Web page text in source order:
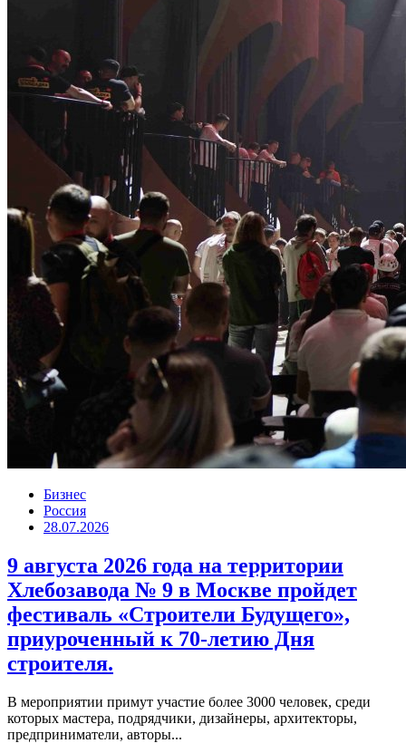
Бизнес
Россия
28.07.2026
9 августа 2026 года на территории
Хлебозавода № 9 в Москве пройдет
фестиваль «Строители Будущего»,
приуроченный к 70-летию Дня
строителя.
В мероприятии примут участие более 3000 человек, среди
которых мастера, подрядчики, дизайнеры, архитекторы,
предприниматели, авторы...